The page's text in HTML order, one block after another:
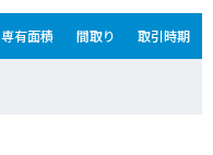
専有面積 間取り 取引時期